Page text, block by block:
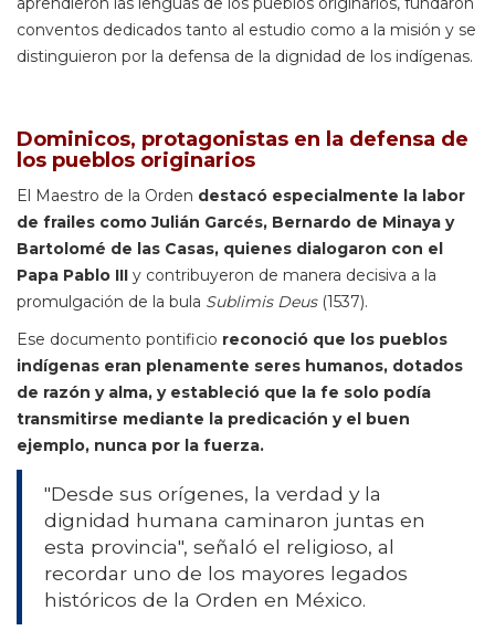
conventos dedicados tanto al estudio como a la misión y se
distinguieron por la defensa de la dignidad de los indígenas.
Dominicos, protagonistas en la defensa de
los pueblos originarios
El Maestro de la Orden destacó especialmente la labor
de frailes como Julián Garcés, Bernardo de Minaya y
Bartolomé de las Casas, quienes dialogaron con el
Papa Pablo III y contribuyeron de manera decisiva a la
promulgación de la bula Sublimis Deus(1537).
Ese documento pontificio reconoció que los pueblos
indígenas eran plenamente seres humanos, dotados
de razón y alma, y estableció que la fe solo podía
transmitirse mediante la predicación y el buen
ejemplo, nunca por la fuerza.
"Desde sus orígenes, la verdad y la
dignidad humana caminaron juntas en
esta provincia", señaló el religioso, al
recordar uno de los mayores legados
históricos de la Orden en México.